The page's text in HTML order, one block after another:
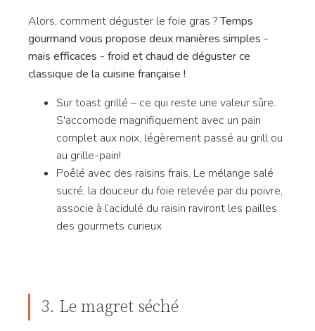
Alors, comment déguster le foie gras ?Temps
gourmand vous propose deux manières simples -
mais efficaces - froid et chaud de déguster ce
classique de la cuisine française !
Sur toast grillé – ce qui reste une valeur sûre.
S'accomode magnifiquement avec un pain
complet aux noix, légèrement passé au grill ou
au grille-pain!
Poêlé avec des raisins frais. Le mélange salé
sucré, la douceur du foie relevée par du poivre,
associe à l’acidulé du raisin raviront les pailles
des gourmets curieux
3. Le magret séché